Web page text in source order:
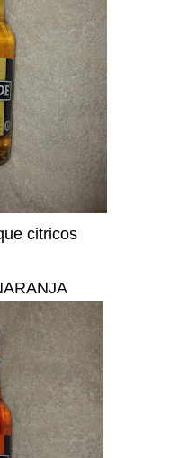
citricos